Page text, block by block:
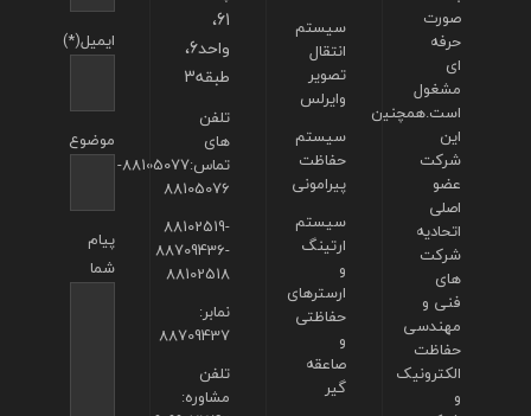
ایمیل(*)
موضوع
پیام
شما
61،
واحد6،
طبقه3
تلفن
های
تماس:88105077-
88105076
88102519-
88709436-
88102518
نمابر:
88709437
تلفن
مشاوره:
سیستم
انتقال
تصویر
وایرلس
سیستم
حفاظت
پیرامونی
سیستم
ارتینگ
و
ارسترهای
حفاظتی
و
صاعقه
گیر
صورت
حرفه
ای
مشغول
است.همچنین
این
شرکت
عضو
اصلی
اتحادیه
شرکت
های
فنی و
مهندسی
حفاظت
الکترونیک
و